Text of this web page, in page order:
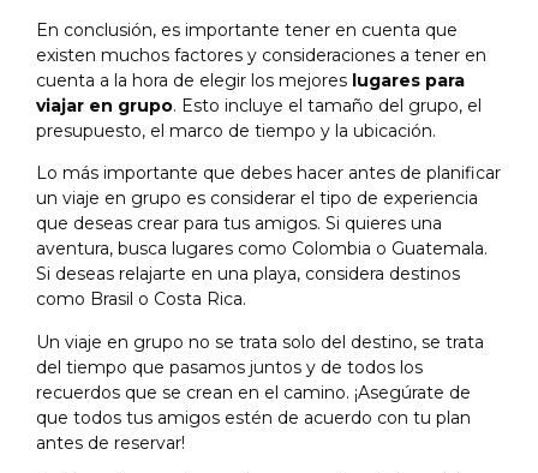
En conclusión, es importante tener en cuenta que
existen muchos factores y consideraciones a tener en
cuenta a la hora de elegir los mejores lugares para
viajar en grupo. Esto incluye el tamaño del grupo, el
presupuesto, el marco de tiempo y la ubicación.
Lo más importante que debes hacer antes de planificar
un viaje en grupo es considerar el tipo de experiencia
que deseas crear para tus amigos. Si quieres una
aventura, busca lugares como Colombia o Guatemala.
Si deseas relajarte en una playa, considera destinos
como Brasil o Costa Rica.
Un viaje en grupo no se trata solo del destino, se trata
del tiempo que pasamos juntos y de todos los
recuerdos que se crean en el camino. ¡Asegúrate de
que todos tus amigos estén de acuerdo con tu plan
antes de reservar!